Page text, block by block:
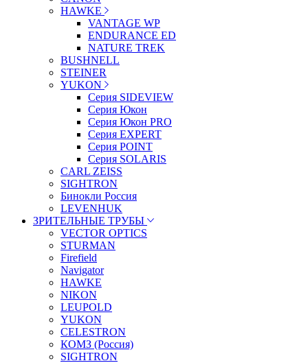
HAWKE
VANTAGE WP
ENDURANCE ED
NATURE TREK
BUSHNELL
STEINER
YUKON
Серия SIDEVIEW
Серия Юкон
Серия Юкон PRO
Серия EXPERT
Серия POINT
Серия SOLARIS
CARL ZEISS
SIGHTRON
Бинокли Россия
LEVENHUK
ЗРИТЕЛЬНЫЕ ТРУБЫ
VECTOR OPTICS
STURMAN
Firefield
Navigator
HAWKE
NIKON
LEUPOLD
YUKON
CELESTRON
КОМЗ (Россия)
SIGHTRON